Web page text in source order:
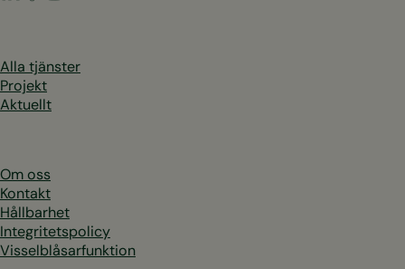
Alla tjänster
Projekt
Aktuellt
Om oss
Kontakt
Hållbarhet
Integritetspolicy
Visselblåsarfunktion